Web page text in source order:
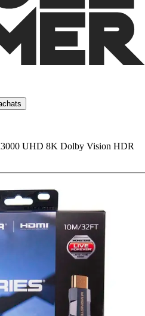
UHD 8K Dolby Vision HDR